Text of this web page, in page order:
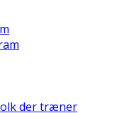
der træner